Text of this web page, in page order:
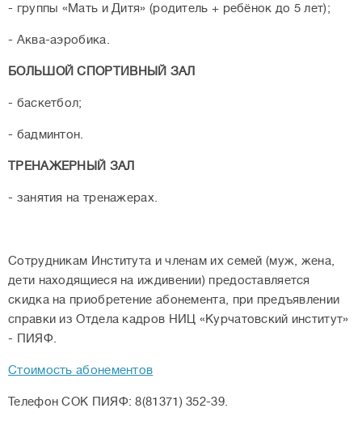
- группы «Мать и Дитя» (родитель + ребёнок до 5 лет);
- Аква-аэробика.
БОЛЬШОЙ СПОРТИВНЫЙ ЗАЛ
- баскетбол;
- бадминтон.
ТРЕНАЖЕРНЫЙ ЗАЛ
- занятия на тренажерах.
Сотрудникам Института и членам их семей (муж, жена,
дети находящиеся на иждивении) предоставляется
скидка на приобретение абонемента, при предъявлении
справки из Отдела кадров НИЦ «Курчатовский институт»
- ПИЯФ.
Стоимость абонементов
Телефон СОК ПИЯФ: 8(81371) 352-39.